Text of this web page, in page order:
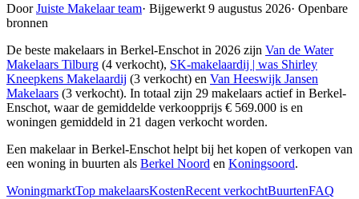
DoorJuiste Makelaar team· Bijgewerkt 9 augustus 2026· Openbare
bronnen
De beste makelaars in Berkel-Enschot in 2026 zijn Van de Water
Makelaars Tilburg (4 verkocht), SK-makelaardij | was Shirley
Kneepkens Makelaardij (3 verkocht) en Van Heeswijk Jansen
Makelaars (3 verkocht). In totaal zijn 29 makelaars actief in Berkel-
Enschot, waar de gemiddelde verkoopprijs € 569.000 is en
woningen gemiddeld in 21 dagen verkocht worden.
Een makelaar in Berkel-Enschot helpt bij het kopen of verkopen van
een woning in buurten als Berkel Noord en Koningsoord.
WoningmarktTop makelaarsKostenRecent verkochtBuurtenFAQ